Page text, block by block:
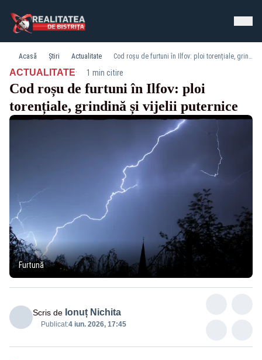
Acasă Știri Actualitate Cod roșu de furtuni în Ilfov: ploi torențiale, grindină și vijelii puternice
ACTUALITATE· 1 min citire
Cod roșu de furtuni în Ilfov: ploi
torențiale, grindină și vijelii puternice
Furtună
Scris de Ionuț Nichita
Publicat:4 iun. 2026, 17:45